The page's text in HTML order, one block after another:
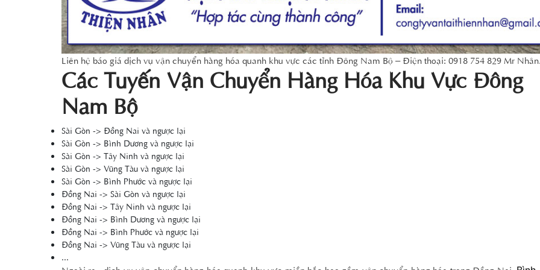
Liên hệ báo giá dịch vụ vận chuyển hàng hóa quanh khu vực các tỉnh Đông Nam Bộ – Điện thoại: 0918 754 829 Mr
Các Tuyến Vận Chuyển Hàng Hóa Khu Vực Đông
Nam Bộ
Sài Gòn -> Đồng Nai và ngược lại
Sài Gòn -> Bình Dương và ngược lại
Sài Gòn -> Tây Ninh và ngược lại
Sài Gòn -> Vũng Tàu và ngược lại
Sài Gòn -> Bình Phước và ngược lại
Đồng Nai -> Sài Gòn và ngược lại
Đồng Nai -> Tây Ninh và ngược lại
Đồng Nai -> Bình Dương và ngược lại
Đồng Nai -> Bình Phước và ngược lại
Đồng Nai -> Vũng Tàu và ngược lại
...